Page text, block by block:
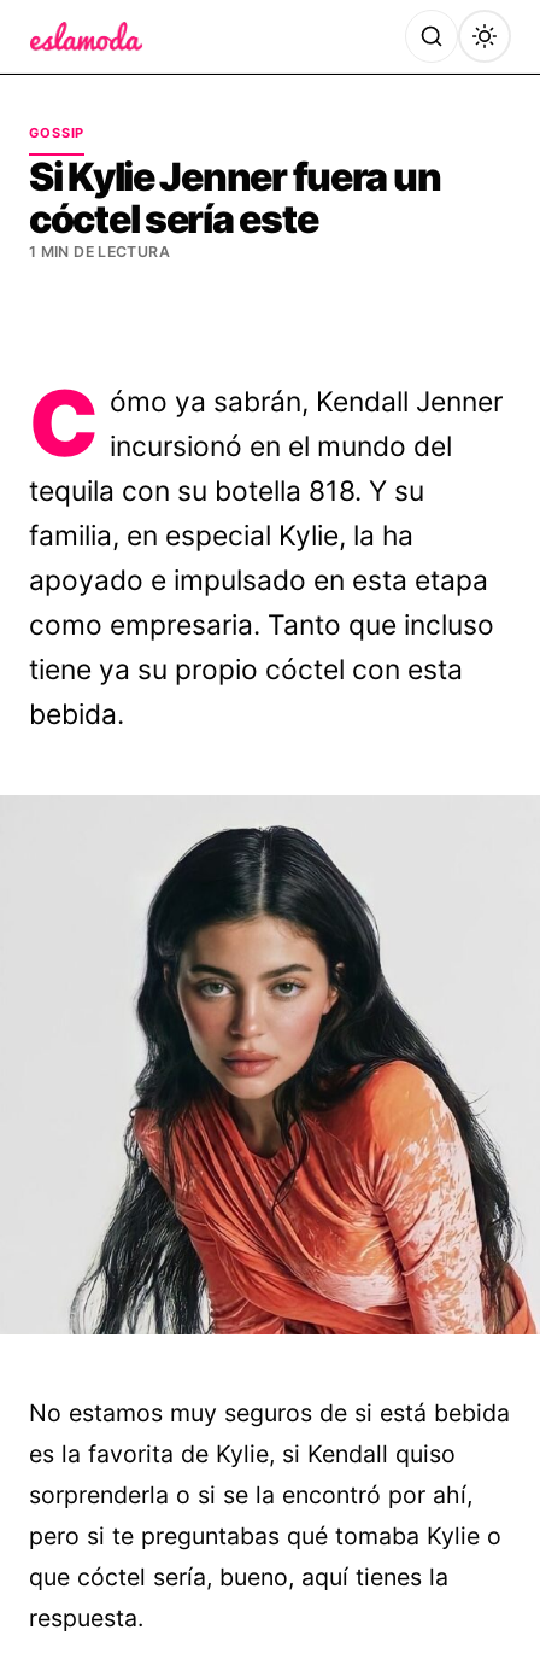
GOSSIP
Si Kylie Jenner fuera un
cóctel sería este
1 MIN DE LECTURA
C ómo ya sabrán, Kendall Jenner
incursionó en el mundo del
tequila con su botella 818. Y su
familia, en especial Kylie, la ha
apoyado e impulsado en esta etapa
como empresaria. Tanto que incluso
tiene ya su propio cóctel con esta
bebida.
No estamos muy seguros de si está bebida
es la favorita de Kylie, si Kendall quiso
sorprenderla o si se la encontró por ahí,
pero si te preguntabas qué tomaba Kylie o
que cóctel sería, bueno, aquí tienes la
respuesta.